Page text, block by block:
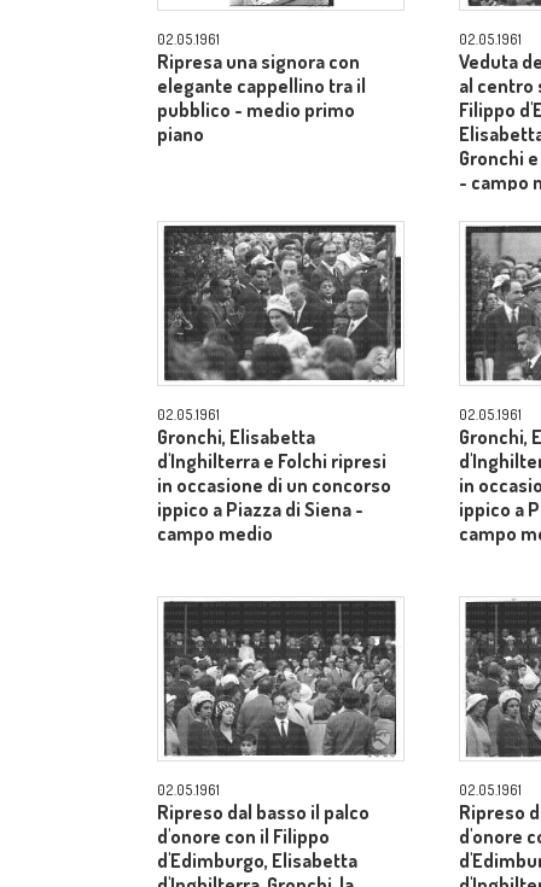
02.05.1961
Ripresa una signora con
elegante cappellino tra il
pubblico - medio primo
piano
02.05.1961
Veduta
al centro
Filippo
Gronchi
- campo
02.05.1961
Gronchi, Elisabetta
d'Inghilterra e Folchi ripresi
in occasione di un concorso
ippico a Piazza di Siena -
campo medio
02.05.1961
Gronchi,
in
ippico a
campo
02.05.1961
Ripreso dal basso il palco
d'onore con il Filippo
d'Edimburgo, Elisabetta
02.05.1961
Ripreso
d'onore